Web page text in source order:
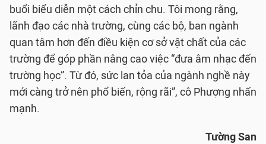
buổi biểu diễn một cách chỉn chu. Tôi mong rằng,
lãnh đạo các nhà trường, cùng các bộ, ban ngành
quan tâm hơn đến điều kiện cơ sở vật chất của các
trường để góp phần nâng cao việc “đưa âm nhạc đến
trường học”. Từ đó, sức lan tỏa của ngành nghề này
mới càng trở nên phổ biến, rộng rãi”, cô Phượng nhấn
mạnh.
Tường San